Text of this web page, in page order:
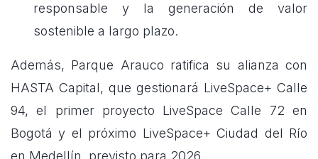
responsable y la generación de valor
sostenible a largo plazo.
Además, Parque Arauco ratifica su alianza con
HASTA Capital, que gestionará LiveSpace+ Calle
94, el primer proyecto LiveSpace Calle 72 en
Bogotá y el próximo LiveSpace+ Ciudad del Río
en Medellín, previsto para 2026.